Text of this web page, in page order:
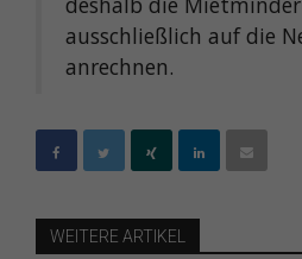
ausschließlich auf die
anrechnen.
WEITERE ARTIKEL